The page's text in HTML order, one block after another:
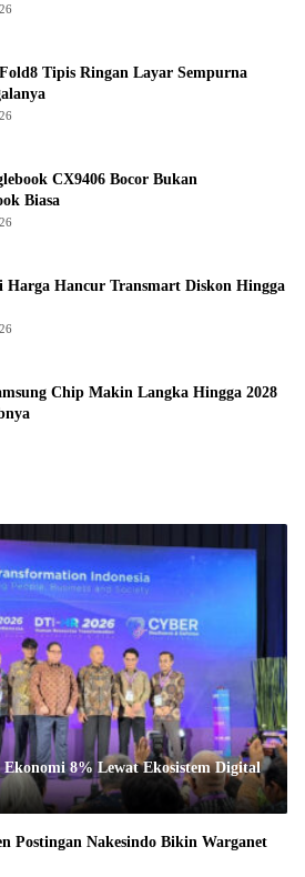
Tipis Ringan Layar Sempurna
CX9406 Bocor Bukan
Biasa
Harga Hancur Transmart Diskon Hingga
Chip Makin Langka Hingga 2028
8% Lewat Ekosistem Digital
Postingan Nakesindo Bikin Warganet